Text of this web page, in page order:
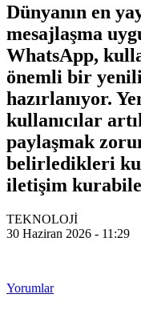
Dünyanın en
mesajlaşma
WhatsApp,
önemli bir
hazırlanıyor.
kullanıcılar
paylaşmak
belirledikleri
iletişim
TEKNOLOJİ
30 Haziran 2026 - 11:29
Yorumlar